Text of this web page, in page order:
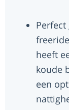
Perfect
heeft
koude
een